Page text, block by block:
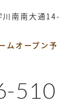
川南南大通14-
ムオープン予
510